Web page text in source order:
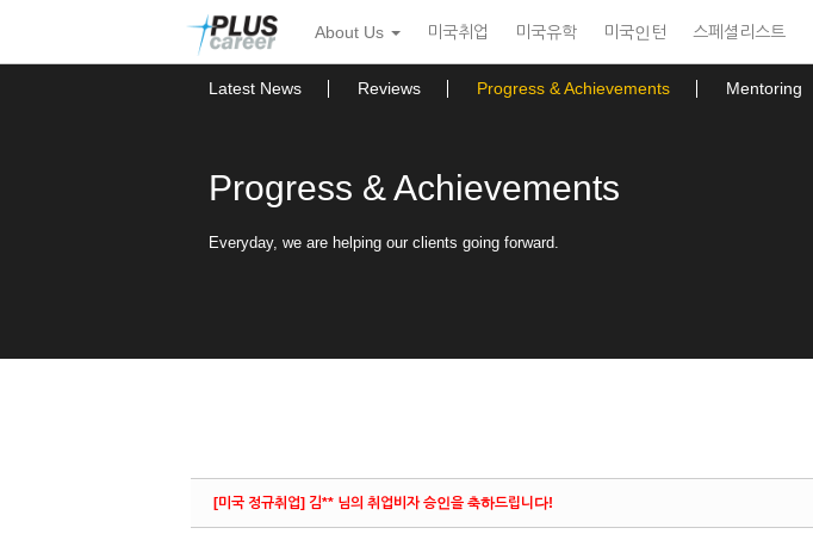
뉴
토
About Us 미국취업 미국유학 미국인턴 스페셜리스트
Latest News Reviews Progress & Achievements Mentoring
Progress & Achievements
Everyday, we are helping our clients going forward.
[미국 정규취업] 김** 님의 취업비자 승인을 축하드립니다!